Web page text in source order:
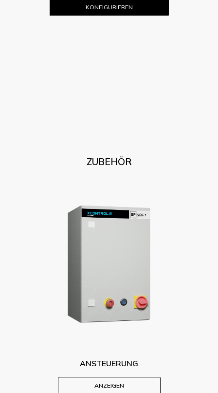
KONFIGURIEREN
ZUBEHÖR
ANSTEUERUNG
ANZEIGEN